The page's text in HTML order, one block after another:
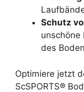
Schutz
unschöne
des
Optimiere jetzt
ScSPORTS®